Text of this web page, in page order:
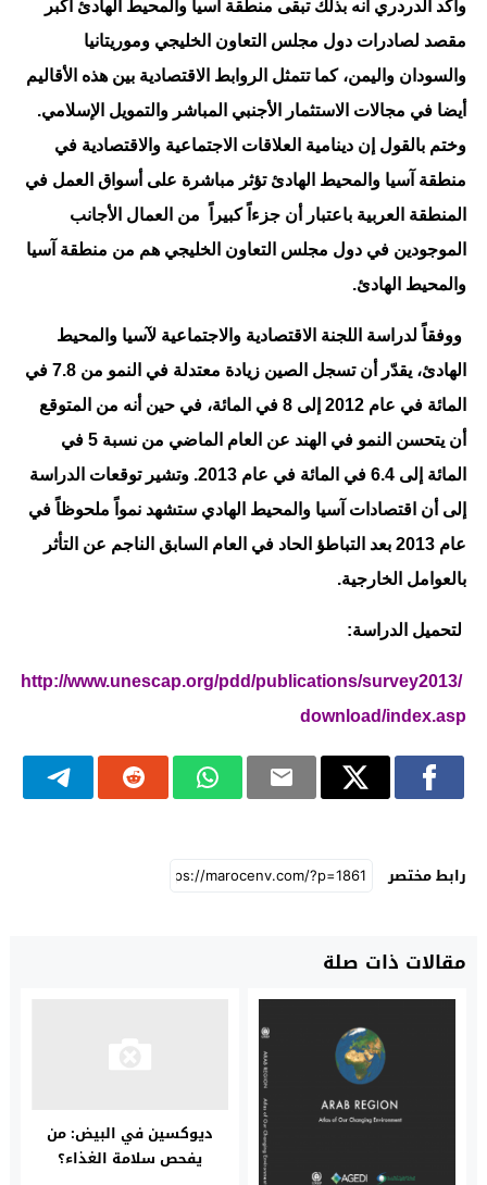
وأكّد الدردري أنه بذلك تبقى منطقة آسيا والمحيط الهادئ أكبر
مقصد لصادرات دول مجلس التعاون الخليجي وموريتانيا
والسودان واليمن، كما تتمثل الروابط الاقتصادية بين هذه الأقاليم
أيضا في مجالات الاستثمار الأجنبي المباشر والتمويل الإسلامي.
وختم بالقول إن دينامية العلاقات الاجتماعية والاقتصادية في
منطقة آسيا والمحيط الهادئ تؤثر مباشرة على أسواق العمل في
المنطقة العربية باعتبار أن جزءاً كبيراً من العمال الأجانب
الموجودين في دول مجلس التعاون الخليجي هم من منطقة آسيا
والمحيط الهادئ.
ووفقاً لدراسة اللجنة الاقتصادية والاجتماعية لآسيا والمحيط
الهادئ، يقدّر أن تسجل الصين زيادة معتدلة في النمو من 7.8 في
المائة في عام 2012 إلى 8 في المائة، في حين أنه من المتوقع
أن يتحسن النمو في الهند عن العام الماضي من نسبة 5 في
المائة إلى 6.4 في المائة في عام 2013. وتشير توقعات الدراسة
إلى أن اقتصادات آسيا والمحيط الهادي ستشهد نمواً ملحوظاً في
عام 2013 بعد التباطؤ الحاد في العام السابق الناجم عن التأثر
بالعوامل الخارجية.
لتحميل الدراسة:
http://www.unescap.org/pdd/publications/survey2013/
download/index.asp
رابط مختصر
مقالات ذات صلة
ديوكسين في البيض: من
يفحص سلامة الغذاء؟